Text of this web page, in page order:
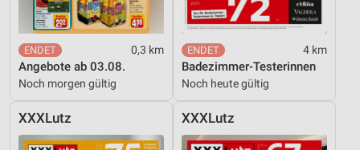
0,3 km
Angebote ab 03.08.
Noch morgen gültig
4 km
Badezimmer-Testerinnen
Noch heute gültig
XXXLutz XXXLutz